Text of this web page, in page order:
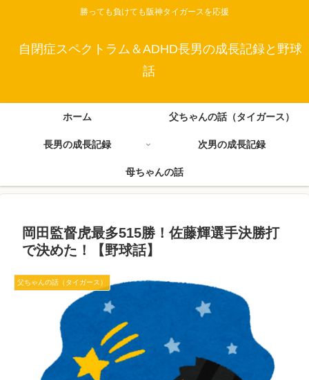
勝っても負けても阪神タイガースを応援
自閉症スペクトラム＆ADHD長男の成長記録と野球
話
ホーム 父ちゃんの話（タイガース）
長男の成長記録 次男の成長記録
母ちゃんの話
岡田監督虎最多515勝！佐藤輝選手決勝打
で決めた！【野球話】
父ちゃんの話（タイガース）